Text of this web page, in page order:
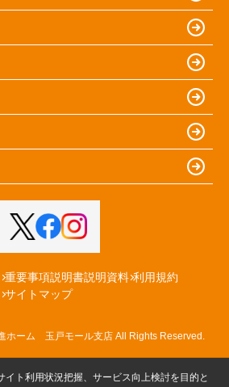
重要事項説明書説明資料 利用規約
サイトマップ
ホーム 玉戸モール支店 All Rights Reserved.
イト利用状況把握、サービス向上検討を目的と